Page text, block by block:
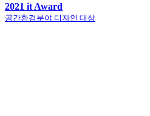
2021 it Award
공간환경분야 디자인 대상